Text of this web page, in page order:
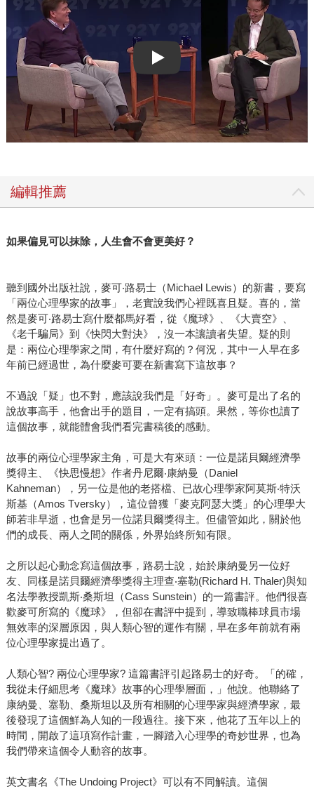
Play video
編輯推薦
如果偏見可以抹除，人生會不會更美好？
聽到國外出版社說，麥可‧路易士（Michael Lewis）的新書，要寫
「兩位心理學家的故事」，老實說我們心裡既喜且疑。喜的，當
然是麥可‧路易士寫什麼都馬好看，從《魔球》、《大賣空》、
《老千騙局》到《快閃大對決》，沒一本讓讀者失望。疑的則
是：兩位心理學家之間，有什麼好寫的？何況，其中一人早在多
年前已經過世，為什麼麥可要在新書寫下這故事？
不過說「疑」也不對，應該說我們是「好奇」。麥可是出了名的
說故事高手，他會出手的題目，一定有搞頭。果然，等你也讀了
這個故事，就能體會我們看完書稿後的感動。
故事的兩位心理學家主角，可是大有來頭：一位是諾貝爾經濟學
獎得主、《快思慢想》作者丹尼爾‧康納曼（Daniel
Kahneman），另一位是他的老搭檔、已故心理學家阿莫斯‧特沃
斯基（Amos Tversky），這位曾獲「麥克阿瑟大獎」的心理學大
師若非早逝，也會是另一位諾貝爾獎得主。但儘管如此，關於他
們的成長、兩人之間的關係，外界始終所知有限。
之所以起心動念寫這個故事，路易士說，始於康納曼另一位好
友、同樣是諾貝爾經濟學獎得主理查‧塞勒(Richard H. Thaler)與知
名法學教授凱斯‧桑斯坦（Cass Sunstein）的一篇書評。他們很喜
歡麥可所寫的《魔球》，但卻在書評中提到，導致職棒球員市場
無效率的深層原因，與人類心智的運作有關，早在多年前就有兩
位心理學家提出過了。
人類心智? 兩位心理學家? 這篇書評引起路易士的好奇。「的確，
我從未仔細思考《魔球》故事的心理學層面，」他說。他聯絡了
康納曼、塞勒、桑斯坦以及所有相關的心理學家與經濟學家，最
後發現了這個鮮為人知的一段過往。接下來，他花了五年以上的
時間，開啟了這項寫作計畫，一腳踏入心理學的奇妙世界，也為
我們帶來這個令人動容的故事。
英文書名《The Undoing Project》可以有不同解讀。這個